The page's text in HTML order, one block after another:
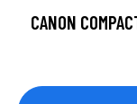
CANON